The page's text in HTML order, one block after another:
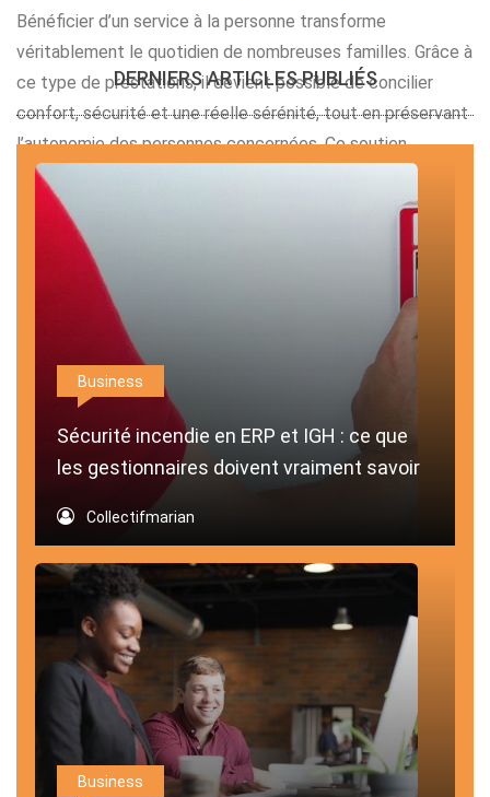
Bénéficier d’un service à la personne transforme
véritablement le quotidien de nombreuses familles. Grâce à
ce type de prestations, il devient possible de concilier
confort, sécurité et une réelle sérénité, tout en préservant
l’autonomie des personnes concernées. Ce soutien
personnalisé s’adresse autant aux aînés qu’aux personnes
en situation de handicap ou à celles qui souhaitent […]
pagination
DERNIERS ARTICLES PUBLIÉS
Business
Sécurité incendie en ERP et IGH : ce que
les gestionnaires doivent vraiment savoir
Collectifmarian
Business